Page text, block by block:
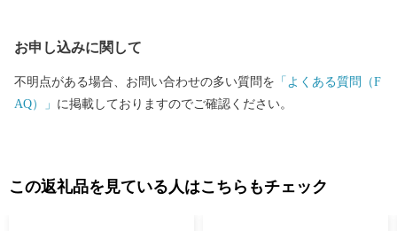
お住まいの方への返礼品送付の取りやめについて 厚木市では、平
お申し込みに関して
不明点がある場合、お問い合わせの多い質問を 「よくある質問（F
AQ）」 に掲載しておりますのでご確認ください。
この返礼品を見ている人はこちらもチェック